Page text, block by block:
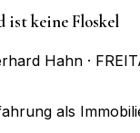
ist keine Floskel
Hahn ·
als